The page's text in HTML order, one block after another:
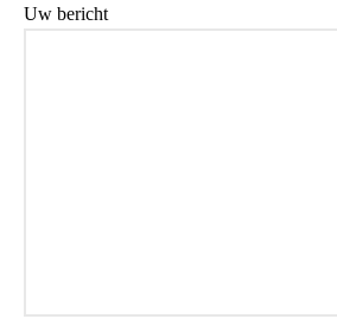
Uw bericht